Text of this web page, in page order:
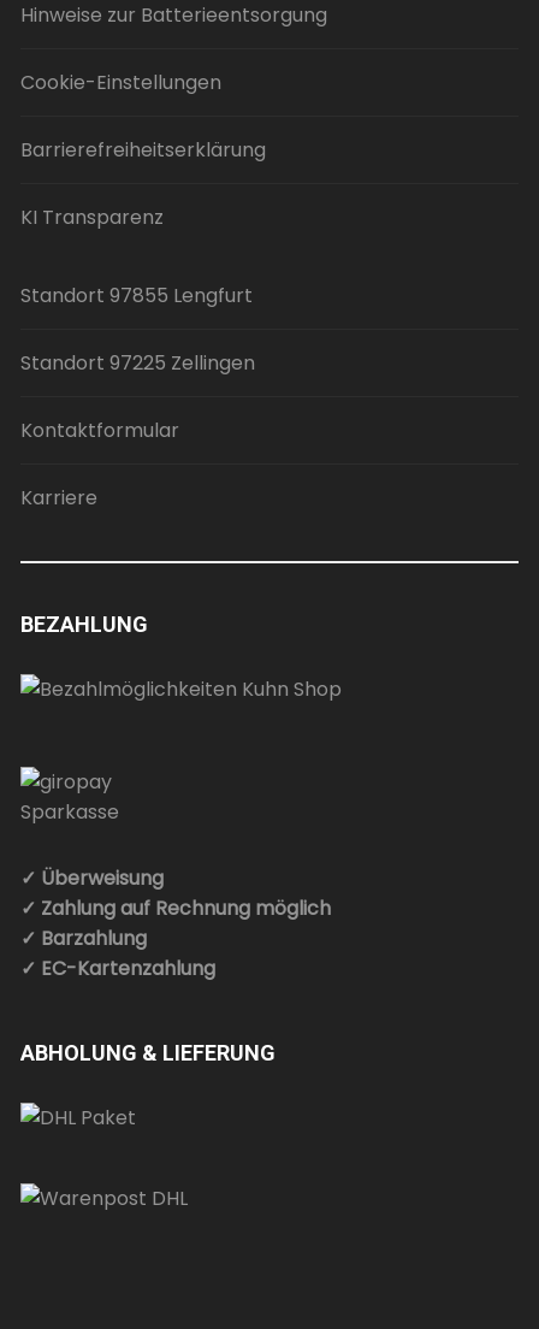
Hinweise zur Batterieentsorgung
Cookie-Einstellungen
Barrierefreiheitserklärung
KI Transparenz
Standort 97855 Lengfurt
Standort 97225 Zellingen
Kontaktformular
Karriere
BEZAHLUNG
✓ Überweisung
✓ Zahlung auf Rechnung möglich
✓ Barzahlung
✓ EC-Kartenzahlung
ABHOLUNG & LIEFERUNG